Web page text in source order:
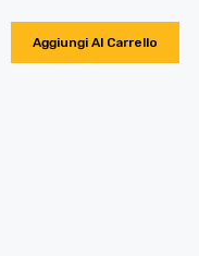
Aggiungi Al Carrello